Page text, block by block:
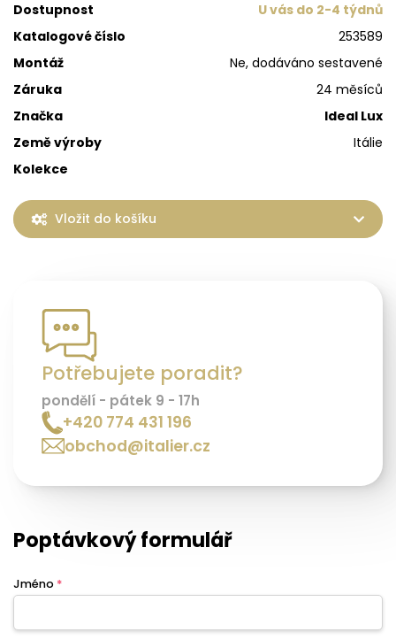
Dostupnost
U vás do 2-4 týdnů
Katalogové číslo
253589
Montáž
Ne, dodáváno sestavené
Záruka
24 měsíců
Značka
Ideal Lux
Země výroby
Itálie
Kolekce
Vložit do košíku
Potřebujete poradit?
pondělí - pátek 9 - 17h
+420 774 431 196
obchod@italier.cz
Poptávkový formulář
Jméno *